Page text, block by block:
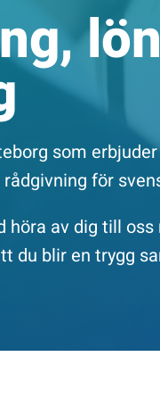
som
för
höra av dig till
du blir en trygg